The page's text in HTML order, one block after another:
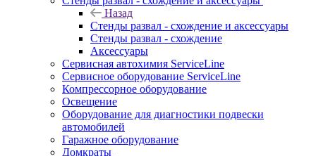
Назад
Стенды развал - схождение и аксессуары
Стенды развал - схождение
Аксессуары
Сервисная автохимия ServiceLine
Сервисное оборудование ServiceLine
Компрессорное оборудование
Освещение
Оборудование для диагностики подвески
автомобилей
Гаражное оборудование
Домкраты